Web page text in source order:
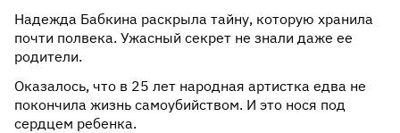
Надежда Бабкина раскрыла тайну, которую хранила
почти полвека. Ужасный секрет не знали даже ее
родители.
Оказалось, что в 25 лет народная артистка едва не
покончила жизнь самоубийством. И это нося под
сердцем ребенка.